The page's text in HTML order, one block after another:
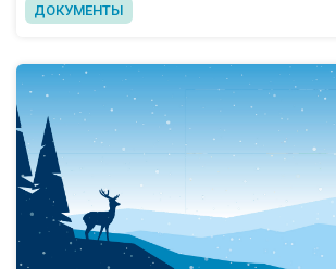
ДОКУМЕНТЫ